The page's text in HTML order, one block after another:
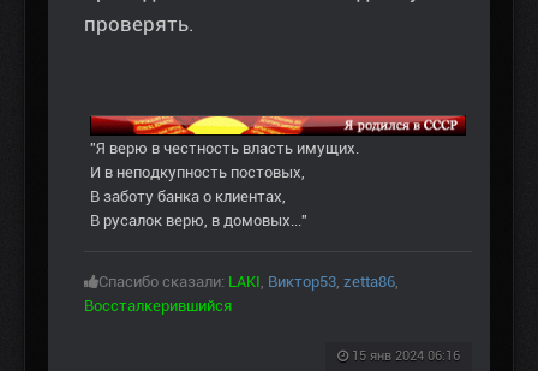
проверять.
"Я верю в честность власть имущих.
И в неподкупность постовых,
В заботу банка о клиентах,
В русалок верю, в домовых..."
Спасибо сказали: LAKI, Виктор53, zetta86,
Воссталкерившийся
15 янв 2024 06:16